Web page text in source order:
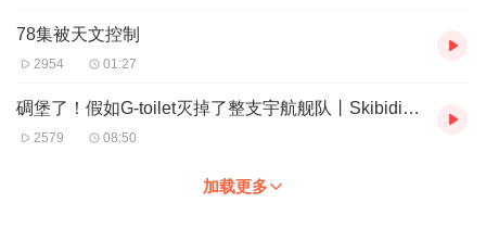
78集被天文控制
2954 01:27
碉堡了！假如G-toilet灭掉了整支宇航舰队丨Skibidi 72集同人作品
2579 08:50
加载更多